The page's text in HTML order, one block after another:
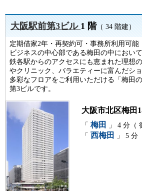
大阪駅前第3ビル1 階（ 34 階建）
定期借家2年・再契約可・事務所利用可能
ビジネスの中心部である梅田の中におい
鉄各駅からのアクセスにも恵まれた理想
やクリニック、バラエティーに富んだシ
多彩なフロアをご利用いただける「梅田
第3ビルです。
大阪市北区梅田
「 梅田
」 4 分（
「 西梅田 」 5 分